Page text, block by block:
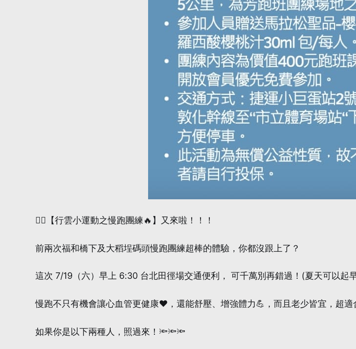
🏃‍♀️【行雲小運動之慢跑團練🔥】又來啦！！！
前兩次福和橋下及大稻埕碼頭慢跑團練超棒的體驗，你都沒跟上了？
這次 7/19（六）早上 6:30 台北田徑場交通便利， 可千萬別再錯過！(夏天可以起
慢跑不只有機會讓心血管更健康❤️，還能舒壓、增強體力💪，而且老少皆宜，超適
如果你是以下兩種人，照過來！🔦🔦🔦